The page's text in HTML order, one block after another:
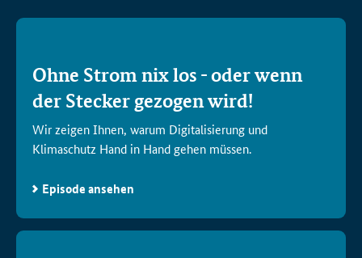
Ohne Strom nix los - oder wenn
der Stecker gezogen wird!
Wir zeigen Ihnen, warum Digitalisierung und
Klimaschutz Hand in Hand gehen müssen.
Episode ansehen